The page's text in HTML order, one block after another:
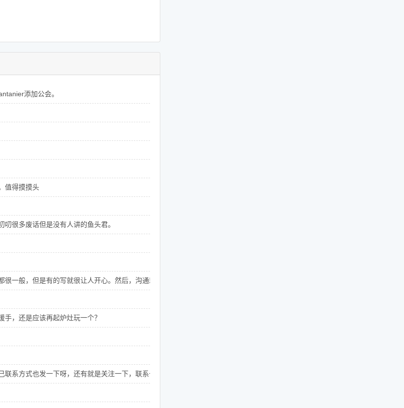
添加公会。
值得摸摸头
很多废话但是没有人讲的鱼头君。
一般，但是有的写就很让人开心。然后，沟通就直指核心，不要恭维，但也不要刻薄。
，还是应该再起炉灶玩一个？
系方式也发一下呀，还有就是关注一下，联系一下我们呀！！